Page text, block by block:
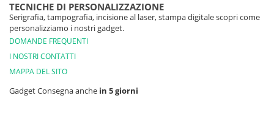
TECNICHE DI PERSONALIZZAZIONE
Serigrafia, tampografia, incisione al laser, stampa digitale scopri come
personalizziamo i nostri gadget.
DOMANDE FREQUENTI
I NOSTRI CONTATTI
MAPPA DEL SITO
Gadget Consegna anche in 5 giorni